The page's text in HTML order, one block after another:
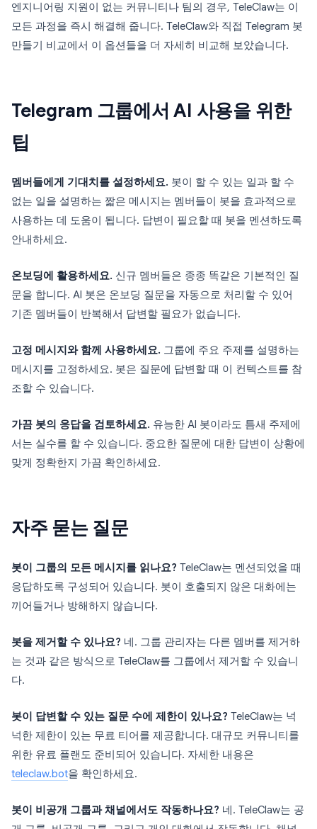
엔지니어링 지원이 없는 커뮤니티나 팀의 경우, TeleClaw는 이
모든 과정을 즉시 해결해 줍니다. TeleClaw와 직접 Telegram 봇
만들기 비교에서 이 옵션들을 더 자세히 비교해 보았습니다.
Telegram 그룹에서 AI 사용을 위한
팁
멤버들에게 기대치를 설정하세요. 봇이 할 수 있는 일과 할 수
없는 일을 설명하는 짧은 메시지는 멤버들이 봇을 효과적으로
사용하는 데 도움이 됩니다. 답변이 필요할 때 봇을 멘션하도록
안내하세요.
온보딩에 활용하세요. 신규 멤버들은 종종 똑같은 기본적인 질
문을 합니다. AI 봇은 온보딩 질문을 자동으로 처리할 수 있어
기존 멤버들이 반복해서 답변할 필요가 없습니다.
고정 메시지와 함께 사용하세요. 그룹에 주요 주제를 설명하는
메시지를 고정하세요. 봇은 질문에 답변할 때 이 컨텍스트를 참
조할 수 있습니다.
가끔 봇의 응답을 검토하세요. 유능한 AI 봇이라도 틈새 주제에
서는 실수를 할 수 있습니다. 중요한 질문에 대한 답변이 상황에
맞게 정확한지 가끔 확인하세요.
자주 묻는 질문
봇이 그룹의 모든 메시지를 읽나요? TeleClaw는 멘션되었을 때
응답하도록 구성되어 있습니다. 봇이 호출되지 않은 대화에는
끼어들거나 방해하지 않습니다.
봇을 제거할 수 있나요? 네. 그룹 관리자는 다른 멤버를 제거하
는 것과 같은 방식으로 TeleClaw를 그룹에서 제거할 수 있습니
다.
봇이 답변할 수 있는 질문 수에 제한이 있나요? TeleClaw는 넉
넉한 제한이 있는 무료 티어를 제공합니다. 대규모 커뮤니티를
위한 유료 플랜도 준비되어 있습니다. 자세한 내용은
teleclaw.bot을 확인하세요.
봇이 비공개 그룹과 채널에서도 작동하나요? 네. TeleClaw는 공